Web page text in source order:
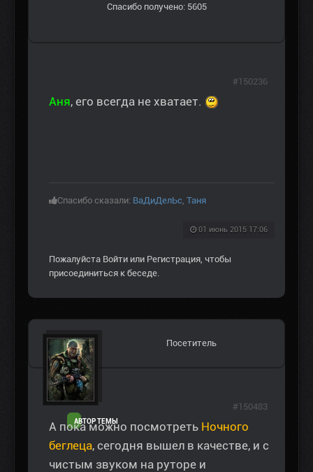
Спасибо получено: 5605
Аня, его всегда не хватает.
Спасибо сказали: ВаДиДелЬс Таня
01 июнь 2015 17:06
#150236
Пожалуйста Войти или Регистрация , чтобы
присоединиться к беседе.
АВТОР ТЕМЫ
Посетитель
А пока можно посмотреть Ночного
беглеца, сегодня вышел в качестве, и с
чистым звуком на руторе и
#150483